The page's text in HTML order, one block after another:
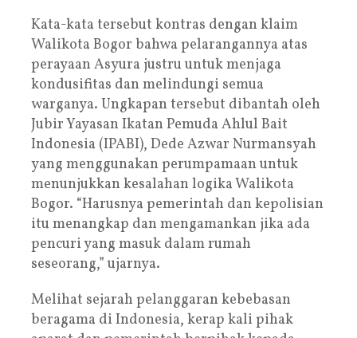
Kata-kata tersebut kontras dengan klaim
Walikota Bogor bahwa pelarangannya atas
perayaan Asyura justru untuk menjaga
kondusifitas dan melindungi semua
warganya. Ungkapan tersebut dibantah oleh
Jubir Yayasan Ikatan Pemuda Ahlul Bait
Indonesia (IPABI), Dede Azwar Nurmansyah
yang menggunakan perumpamaan untuk
menunjukkan kesalahan logika Walikota
Bogor. “Harusnya pemerintah dan kepolisian
itu menangkap dan mengamankan jika ada
pencuri yang masuk dalam rumah
seseorang,” ujarnya.
Melihat sejarah pelanggaran kebebasan
beragama di Indonesia, kerap kali pihak